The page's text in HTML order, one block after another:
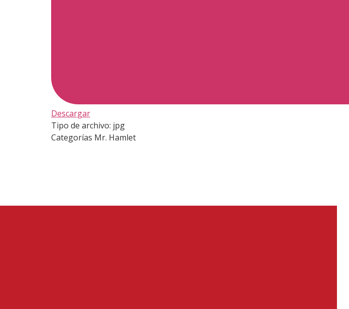
Descargar
Tipo de archivo: jpg
Categorías Mr. Hamlet